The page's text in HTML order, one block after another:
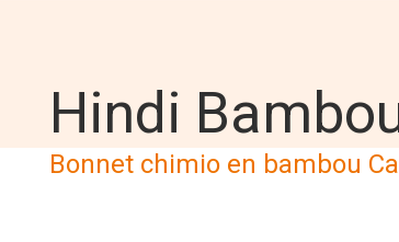
Hindi
Bonnet chimio en bambou